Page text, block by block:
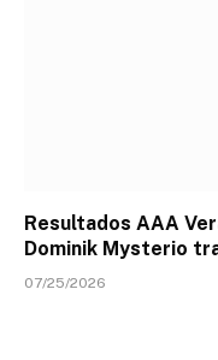
Resultados AAA
Dominik Mysterio
07/25/2026